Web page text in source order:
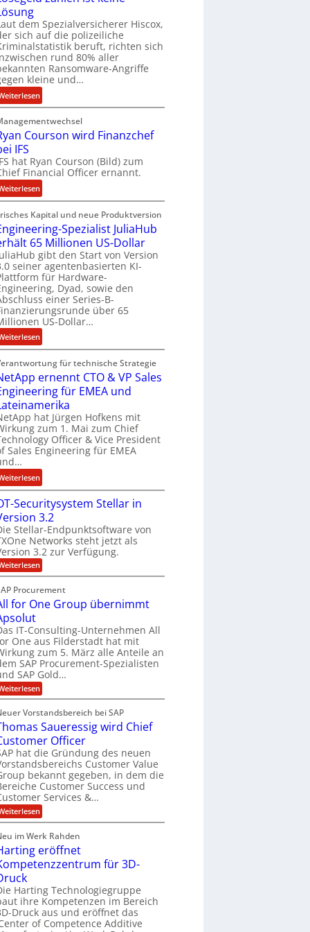
ra
r
b
e
i
t
e
n
z
u
s
a
m
m
e
n
dem Spezialversicherer Hiscox,
sich auf die polizeiliche
beruft, richten sich
rund 80% aller
Ransomware-Angriffe
kleine und…
:
L
ö
s
g
e
l
d
z
a
h
l
e
n
i
s
k
e
e
L
ö
s
u
n
Courson wird Finanzchef
IFS
hat Ryan Courson (Bild) zum
Financial Officer ernannt.
:
R
y
a
n
C
o
u
r
s
o
n
w
d
F
i
n
a
n
c
h
e
f
b
e
i
I
S
Kapital und neue Produktversion
Spezialist JuliaHub
65 Millionen US-Dollar
gibt den Start von Version
seiner agentenbasierten KI-
für Hardware-
Dyad, sowie den
einer Series-B-
über 65
US-Dollar…
:
E
n
g
i
n
e
e
r
i
n
g
-
S
p
e
z
i
a
l
i
t
J
u
l
i
a
u
b
e
r
h
ä
l
t
6
5
M
i
l
o
n
für technische Strategie
ernennt CTO & VP Sales
für EMEA und
hat Jürgen Hofkens mit
zum 1. Mai zum Chief
Officer & Vice President
Sales Engineering für EMEA
:
N
e
t
A
p
p
e
n
e
n
t
C
T
O
&
V
P
S
a
l
e
s
E
n
g
r
n
Securitysystem Stellar in
3.2
Stellar-Endpunktsoftware von
Networks steht jetzt als
3.2 zur Verfügung.
:
O
-
S
u
r
i
t
y
s
y
s
t
m
S
t
e
l
l
a
r
i
n
V
e
r
s
i
3
2
Procurement
for One Group übernimmt
IT-Consulting-Unternehmen All
One aus Filderstadt hat mit
zum 5. März alle Anteile an
SAP Procurement-Spezialisten
SAP Gold…
:
A
l
f
r
O
n
e
G
r
o
u
p
ü
b
e
r
n
m
m
t
A
Vorstandsbereich bei SAP
Saueressig wird Chief
Officer
hat die Gründung des neuen
Customer Value
bekannt gegeben, in dem die
Customer Success und
Services &…
:
T
o
m
s
a
u
e
r
im Werk Rahden
eröffnet
für 3D-
Harting Technologiegruppe
ihre Kompetenzen im Bereich
Druck aus und eröffnet das
of Competence Additive